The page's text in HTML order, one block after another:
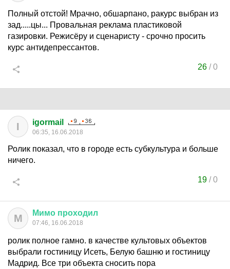
Полный отстой! Мрачно, обшарпано, ракурс выбран из
зад.....цы... Провальная реклама пластиковой
газировки. Режисёру и сценаристу - срочно просить
курс антидепрессантов.
26 /0
I igormail
06:35, 16.06.2018
Ролик показал, что в городе есть субкультура и больше
ничего.
19 /0
М Мимо проходил
07:46, 16.06.2018
ролик полное гамно. в качестве культовых объектов
выбрали гостиницу Исеть, Белую башню и гостиницу
Мадрид. Все три объекта сносить пора